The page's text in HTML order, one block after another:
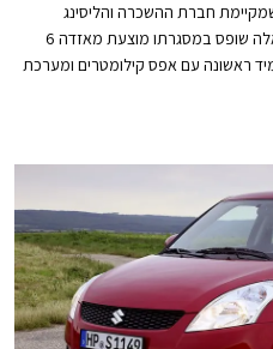
חברת ההשכרה והליסינג
שלמה SIXT עם אתר המסחר המקוון וואלה שופס במסגרתו מוצעת מאזדה 6
הקודם מיד ראשונה עם אפס קילומטרים ומערכת